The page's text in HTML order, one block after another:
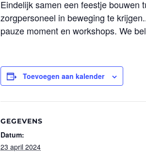
Eindelijk samen een feestje
zorgpersoneel in beweging te
pauze moment en workshops. We
Toevoegen aan kalender
GEGEVENS
Datum:
23 april 2024